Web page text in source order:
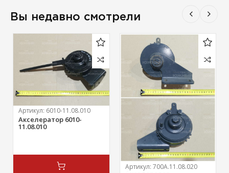
Вы недавно смотрели
Артикул: 6010-11.08.010
Акселератор 6010-
11.08.010
Артикул: 700А.11.08.020